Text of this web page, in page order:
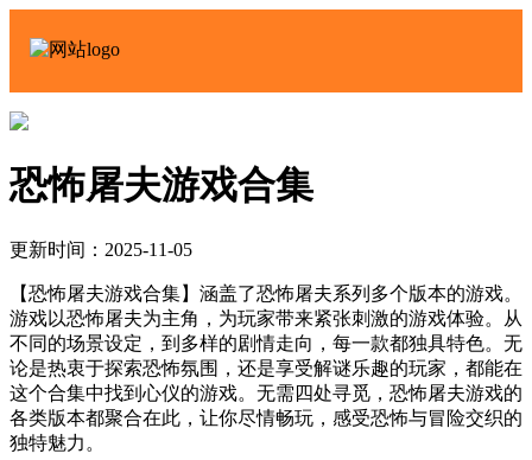
恐怖屠夫游戏合集
更新时间：2025-11-05
【恐怖屠夫游戏合集】涵盖了恐怖屠夫系列多个版本的游戏。
游戏以恐怖屠夫为主角，为玩家带来紧张刺激的游戏体验。从
不同的场景设定，到多样的剧情走向，每一款都独具特色。无
论是热衷于探索恐怖氛围，还是享受解谜乐趣的玩家，都能在
这个合集中找到心仪的游戏。无需四处寻觅，恐怖屠夫游戏的
各类版本都聚合在此，让你尽情畅玩，感受恐怖与冒险交织的
独特魅力。